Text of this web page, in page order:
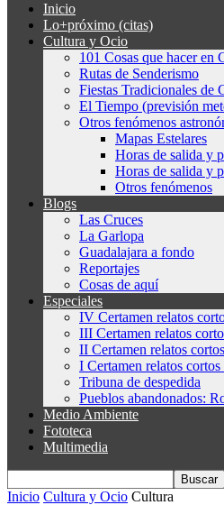
Inicio
Lo+próximo (citas)
Cultura y Ocio
101 Cosas que hacer en
Rutas de Senderismo
Fiestas Tradicionales de
El Tiempo (previsión
Otros fenómenos
Mapas Estelares
Horas de salida y
Horas de salida y
Otros fenómenos
Blogs
Las Cruces
La Garlopa
Guadalajara a fondo
Reportajes
Cosas de aquí
Especiales
IV Certamen relatos
III Certamen relatos
II Certamen relatos
I Certamen relatos
Tribuna de despedida
Pueblos abandonados:
Medio Ambiente
Fototeca
Multimedia
Inicio Cultura y Ocio Cultura